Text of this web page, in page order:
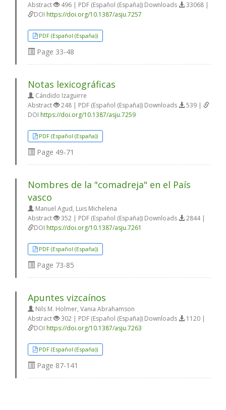
Abstract
496 | PDF (Español (España)) Downloads
33068 |
DOI https://doi.org/10.1387/asju.7257
PDF (Español (España))
Page 33-48
Notas lexicográficas
Cándido Izaguirre
Abstract
248 | PDF (Español (España)) Downloads
539 |
DOI https://doi.org/10.1387/asju.7259
PDF (Español (España))
Page 49-71
Nombres de la "comadreja" en el País
vasco
Manuel Agud, Luis Michelena
Abstract
352 | PDF (Español (España)) Downloads
2844 |
DOI https://doi.org/10.1387/asju.7261
PDF (Español (España))
Page 73-85
Apuntes vizcaínos
Nils M. Holmer, Vania Abrahamson
Abstract
302 | PDF (Español (España)) Downloads
1120 |
DOI https://doi.org/10.1387/asju.7263
PDF (Español (España))
Page 87-141